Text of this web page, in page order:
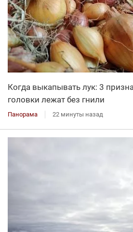
Когда выкапывать лук: 3
головки лежат без гнили
Панорама 22 минуты назад